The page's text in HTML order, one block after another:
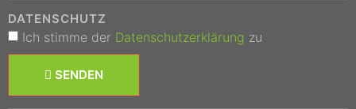
DATENSCHUTZ
Ich stimme der Datenschutzerklärung zu
SENDEN